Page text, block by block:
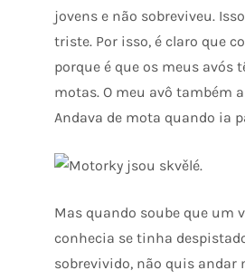
jovens e não sobreviveu.
triste. Por isso, é claro que
porque é que os meus avós
motas. O meu avô também
Andava de mota quando ia
Mas quando soube que um
conhecia se tinha
sobrevivido, não quis andar